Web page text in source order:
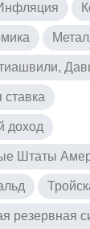
ставка
доход
Штаты
резервная